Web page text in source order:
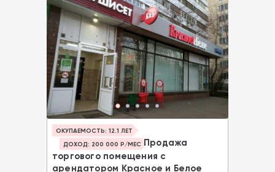
ОКУПАЕМОСТЬ: 12.1 ЛЕТ
ДОХОД: 200 000 Р/МЕС Продажа
торгового помещения с
арендатором Красное и Белое